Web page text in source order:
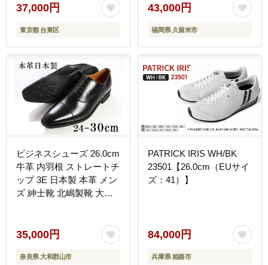
37,000円
東京都 台東区
マル ブラック メンズ 男
性用 通勤 快足 紳士靴 ア
サヒ ギフト 贈り物 プレ
ゼント 福岡県 久留米市
送料無料_Lt002
43,000円
福岡県 久留米市
ビジネスシューズ 26.0cm
牛革 内羽根 ストレートチ
ップ 3E 日本製 本革 メン
ズ 紳士靴 北嶋製靴 大和
礼装 ふるさと納税 国産
奈良県 高級 ギフト 贈り
物 成人式 革靴 品格 ノー
35,000円
奈良県 大和郡山市
PATRICK IRIS WH/BK
23501【26.0cm（EUサイ
ズ：41）】
84,000円
兵庫県 姫路市